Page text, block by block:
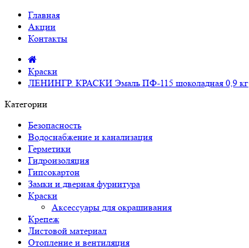
Главная
Акции
Контакты
Краски
ЛЕНИНГР. КРАСКИ Эмаль ПФ-115 шоколадная 0,9 кг
Категории
Безопасность
Водоснабжение и канализация
Герметики
Гидроизоляция
Гипсокартон
Замки и дверная фурнитура
Краски
Аксессуары для окрашивания
Крепеж
Листовой материал
Отопление и вентиляция